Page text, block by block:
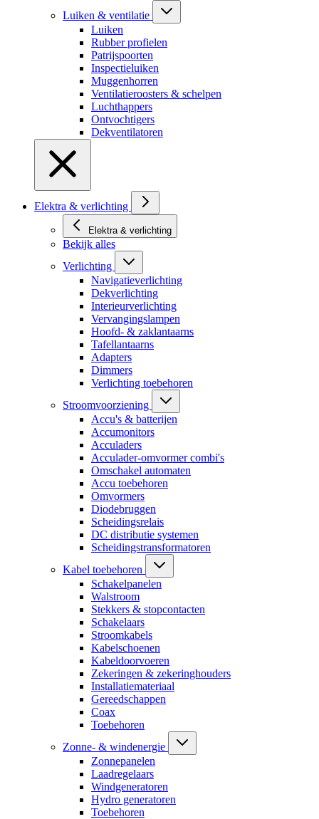
Luiken & ventilatie
Luiken
Rubber profielen
Patrijspoorten
Inspectieluiken
Muggenhorren
Ventilatieroosters & schelpen
Luchthappers
Ontvochtigers
Dekventilatoren
Elektra & verlichting
Elektra & verlichting
Bekijk alles
Verlichting
Navigatieverlichting
Dekverlichting
Interieurverlichting
Vervangingslampen
Hoofd- & zaklantaarns
Tafellantaarns
Adapters
Dimmers
Verlichting toebehoren
Stroomvoorziening
Accu's & batterijen
Accumonitors
Acculaders
Acculader-omvormer combi's
Omschakel automaten
Accu toebehoren
Omvormers
Diodebruggen
Scheidingsrelais
DC distributie systemen
Scheidingstransformatoren
Kabel toebehoren
Schakelpanelen
Walstroom
Stekkers & stopcontacten
Schakelaars
Stroomkabels
Kabelschoenen
Kabeldoorvoeren
Zekeringen & zekeringhouders
Installatiemateriaal
Gereedschappen
Coax
Toebehoren
Zonne- & windenergie
Zonnepanelen
Laadregelaars
Windgeneratoren
Hydro generatoren
Toebehoren